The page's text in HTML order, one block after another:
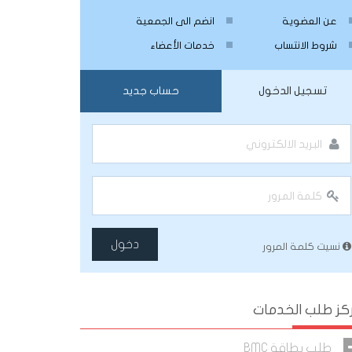
عن العضوية انضم الى الجمعية
شروط الانتساب خدمات الأعضاء
تسجيل الدخول حساب جديد
نسيت كلمة المرور دخول
طلب الخدمات
طلب بطاقة BMC